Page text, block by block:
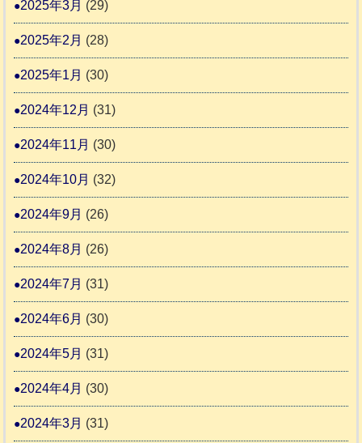
2025年3月 (29)
2025年2月 (28)
2025年1月 (30)
2024年12月 (31)
2024年11月 (30)
2024年10月 (32)
2024年9月 (26)
2024年8月 (26)
2024年7月 (31)
2024年6月 (30)
2024年5月 (31)
2024年4月 (30)
2024年3月 (31)